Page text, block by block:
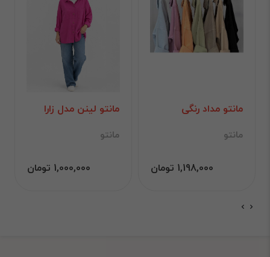
مانتو مداد رنگی
مانتو
1,198,000 تومان
مانتو لینن مدل زارا
مانتو
1,000,000 تومان